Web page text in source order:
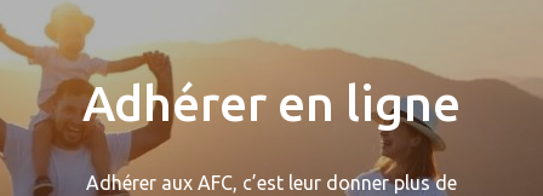
Adhérer en ligne
Adhérer aux AFC, c’est leur donner plus de